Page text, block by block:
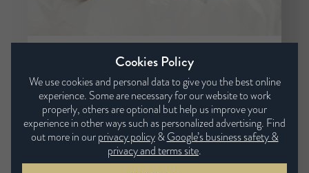
从与你身体接触的第一层
开始，我们便选择回归天
然。
Wool Kind™ 羊毛面料，未经阻燃化学处
理，让床垫从表层便具备自然的呼吸力。
由我们亲自织造，只为释放羊毛与生俱来
Cookies Policy
We use cookies and personal data to give you the best online
experience. Some are necessary for our website to work
properly, others are optional but help us improve your
experience in other ways such as personalized advertising. Find
out more in ourprivacy policy&Google’s business safety &
privacy and terms site.